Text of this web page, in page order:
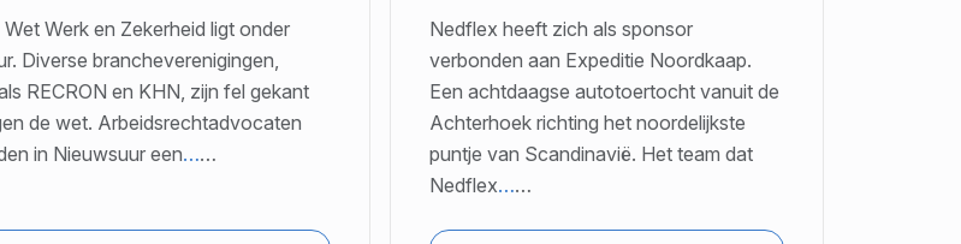
Wet Werk en Zekerheid ligt onder
Diverse brancheverenigingen,
RECRON en KHN, zijn fel gekant
de wet. Arbeidsrechtadvocaten
in Nieuwsuur een……
Nedflex heeft zich als sponsor
verbonden aan Expeditie Noordkaap.
Een achtdaagse autotoertocht vanuit de
Achterhoek richting het noordelijkste
puntje van Scandinavië. Het team dat
Nedflex……